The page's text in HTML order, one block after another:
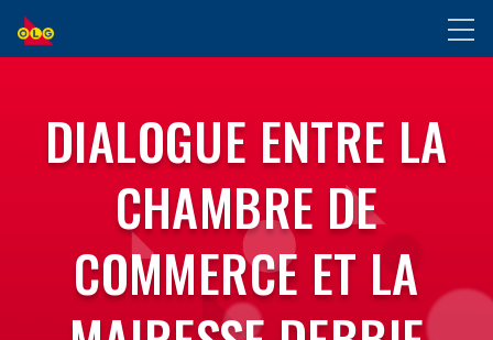
ALLER
AU
CONTENU
DIALOGUE ENTRE LA
CHAMBRE DE
COMMERCE ET LA